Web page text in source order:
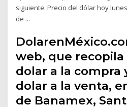
siguiente. Precio del dólar hoy
de ...
web, que
dolar a la compra
dolar a la venta,
de Banamex,